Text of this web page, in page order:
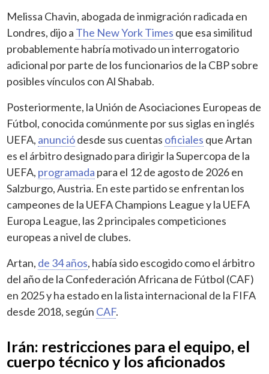
Melissa Chavin, abogada de inmigración radicada en
Londres, dijo a The New York Times que esa similitud
probablemente habría motivado un interrogatorio
adicional por parte de los funcionarios de la CBP sobre
posibles vínculos con Al Shabab.
Posteriormente, la Unión de Asociaciones Europeas de
Fútbol, conocida comúnmente por sus siglas en inglés
UEFA, anunciódesde sus cuentas oficiales que Artan
es el árbitro designado para dirigir la Supercopa de la
UEFA, programada para el 12 de agosto de 2026 en
Salzburgo, Austria. En este partido se enfrentan los
campeones de la UEFA Champions League y la UEFA
Europa League, las 2 principales competiciones
europeas a nivel de clubes.
Artan, de 34 años, había sido escogido como el árbitro
del año de la Confederación Africana de Fútbol (CAF)
en 2025 y ha estado en la lista internacional de la FIFA
desde 2018, según CAF.
Irán: restricciones para el equipo, el
cuerpo técnico y los aficionados